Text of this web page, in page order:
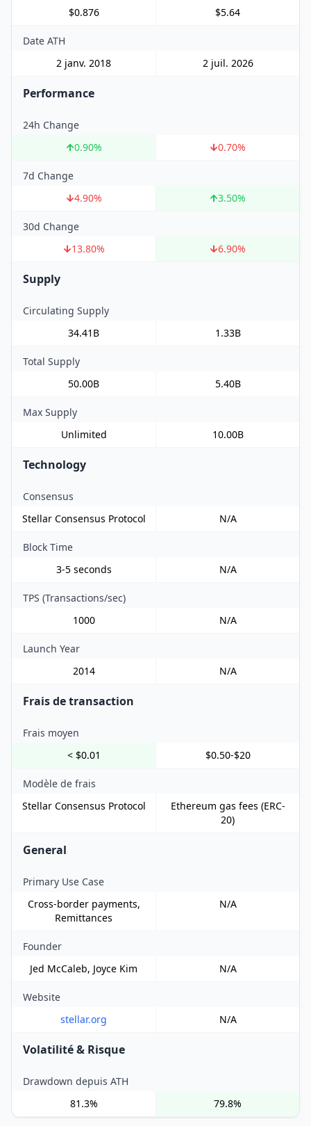
$0.876 $5.64
Date ATH
2 janv. 2018
2 juil. 2026
Performance
24h Change
0.90% 0.70%
7d Change
4.90% 3.50%
30d Change
13.80% 6.90%
Supply
Circulating Supply
34.41B
1.33B
Total Supply
50.00B
5.40B
Max Supply
Unlimited
10.00B
Technology
Consensus
Stellar Consensus Protocol
N/A
Block Time
3-5 seconds
N/A
TPS (Transactions/sec)
1000
N/A
Launch Year
2014
N/A
Frais de transaction
Frais moyen
< $0.01
$0.50-$20
Modèle de frais
Stellar Consensus Protocol
Ethereum gas fees (ERC-
20)
General
Primary Use Case
Cross-border payments,
Remittances
N/A
Founder
Jed McCaleb, Joyce Kim
N/A
Website
stellar.org
N/A
Volatilité & Risque
Drawdown depuis ATH
81.3%
79.8%